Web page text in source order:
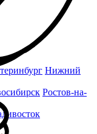
Нижний
Ростов-на-